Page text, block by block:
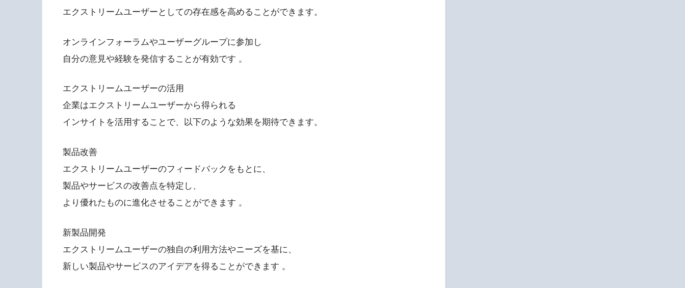
エクストリームユーザーとしての存在感を高めることができます。
オンラインフォーラムやユーザーグループに参加し
自分の意見や経験を発信することが有効です 。
エクストリームユーザーの活用
企業はエクストリームユーザーから得られる
インサイトを活用することで、以下のような効果を期待できます。
製品改善
エクストリームユーザーのフィードバックをもとに、
製品やサービスの改善点を特定し、
より優れたものに進化させることができます 。
新製品開発
エクストリームユーザーの独自の利用方法やニーズを基に、
新しい製品やサービスのアイデアを得ることができます 。